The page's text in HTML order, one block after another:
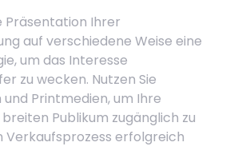
Präsentation Ihrer
auf verschiedene Weise eine
um das Interesse
zu wecken. Nutzen Sie
Printmedien, um Ihre
Publikum zugänglich zu
Verkaufsprozess erfolgreich